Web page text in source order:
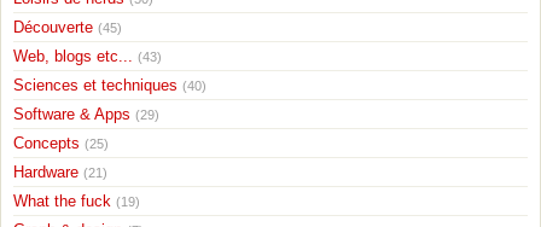
Découverte (45)
Web, blogs etc... (43)
Sciences et techniques (40)
Software & Apps (29)
Concepts (25)
Hardware (21)
What the fuck (19)